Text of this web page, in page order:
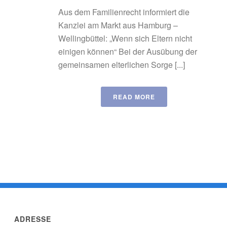
Aus dem Familienrecht informiert die
Kanzlei am Markt aus Hamburg –
Wellingbüttel: „Wenn sich Eltern nicht
einigen können“ Bei der Ausübung der
gemeinsamen elterlichen Sorge [...]
READ MORE
ADRESSE